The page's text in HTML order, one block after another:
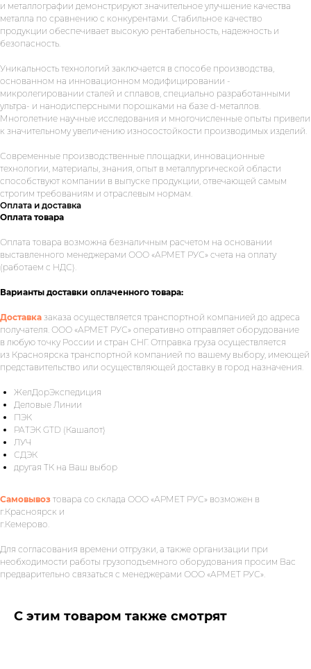
и металлографии демонстрируют значительное улучшение качества
металла по сравнению с конкурентами. Стабильное качество
продукции обеспечивает высокую рентабельность, надежность и
безопасность.
Уникальность технологий заключается в способе производства,
основанном на инновационном модифицировании -
микролегировании сталей и сплавов, специально разработанными
ультра- и нанодисперсными порошками на базе d-металлов.
Многолетние научные исследования и многочисленные опыты привели
к значительному увеличению износостойкости производимых изделий.
Современные производственные площадки, инновационные
технологии, материалы, знания, опыт в металлургической области
способствуют компании в выпуске продукции, отвечающей самым
строгим требованиям и отраслевым нормам.
Оплата и доставка
Оплата товара
Оплата товара возможна безналичным расчетом на основании
выставленного менеджерами ООО «АРМЕТ РУС» счета на оплату
(работаем с НДС).
Варианты доставки оплаченного товара:
Доставка заказа осуществляется транспортной компанией до адреса
получателя. ООО «АРМЕТ РУС» оперативно отправляет оборудование
в любую точку России и стран СНГ. Отправка груза осуществляется
из Красноярска транспортной компанией по вашему выбору, имеющей
представительство или осуществляющей доставку в город назначения.
ЖелДорЭкспедиция
Деловые Линии
ПЭК
РАТЭК GTD (Кашалот)
ЛУЧ
СДЭК
другая ТК на Ваш выбор
Самовывоз товара со склада ООО «АРМЕТ РУС» возможен в
г.Красноярск и
г.Кемерово.
Для согласования времени отгрузки, а также организации при
необходимости работы грузоподъемного оборудования просим Вас
предварительно связаться с менеджерами ООО «АРМЕТ РУС».
С этим товаром также смотрят
имя.Мы свяжемся с вами сегодня
в рабочее время.
поможем нам лучше понять вашу
задачу — прикрепите её в поле ниже.
Ваш телефон
Ваше имя
Прикрепите документацию (при
наличии)
Add files